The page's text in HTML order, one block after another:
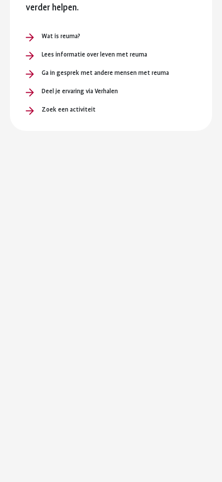
verder helpen.
Wat is reuma?
Lees informatie over leven met reuma
Ga in gesprek met andere mensen met reuma
Deel je ervaring via Verhalen
Zoek een activiteit